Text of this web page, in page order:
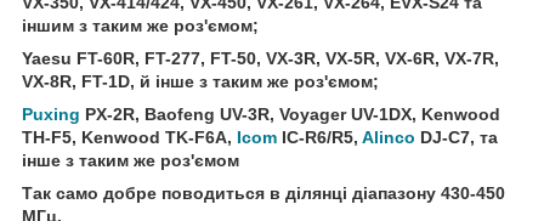
іншим з таким же роз'ємом;
Yaesu FT-60R, FT-277, FT-50, VX-3R, VX-5R, VX-6R, VX-7R,
VX-8R, FT-1D, й інше з таким же роз'ємом;
Puxing PX-2R, Baofeng UV-3R, Voyager UV-1DX, Kenwood
TH-F5, Kenwood TK-F6A, Icom IC-R6/R5, Alinco DJ-C7, та
інше з таким же роз'ємом
Так само добре поводиться в ділянці діапазону 430-450
МГц.